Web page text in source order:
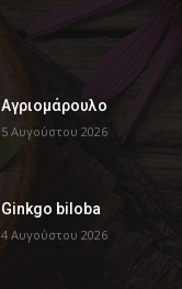
Αγριομάρουλο
5 Αυγούστου 2026
Ginkgo biloba
4 Αυγούστου 2026